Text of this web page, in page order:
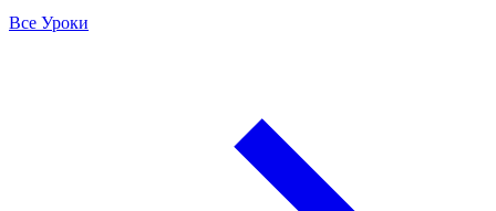
Все Уроки